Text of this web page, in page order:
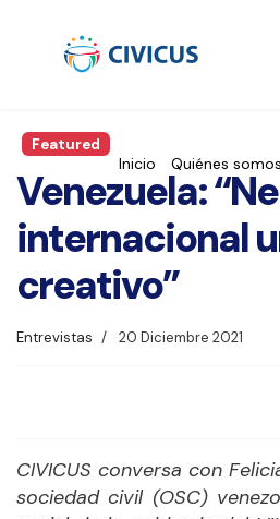
Inicio Quiénes somos
Featured
Venezuela:
internacional
creativo”
Entrevistas 20 Diciembre 2021
CIVICUS conversa con
sociedad civil (OSC)